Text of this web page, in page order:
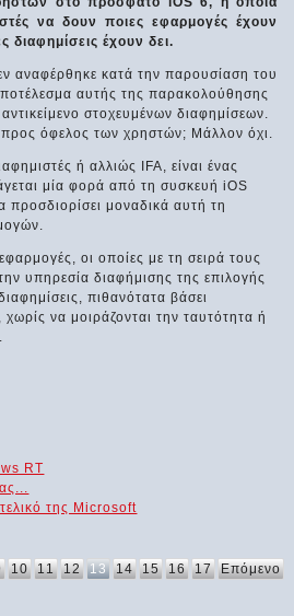
να δουν ποιες εφαρμογές έχουν
διαφημίσεις έχουν δει.
αναφέρθηκε κατά την παρουσίαση του
αυτής της παρακολούθησης
στοχευμένων διαφημίσεων.
προς όφελος των χρηστών; Μάλλον όχι.
ή αλλιώς IFA, είναι ένας
μία φορά από τη συσκευή iOS
προσδιορίσει μοναδικά αυτή τη
οι οποίες με τη σειρά τους
υπηρεσία διαφήμισης της επιλογής
πιθανότατα βάσει
να μοιράζονται την ταυτότητα ή
RT
της Microsoft
10 11 12 13 14 15 16 17 Επόμενο